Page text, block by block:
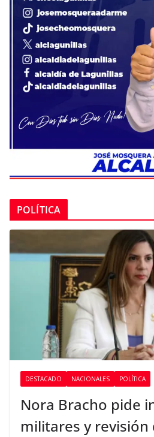
POLÍTICA
DESTACADO NACIONALES POLÍTICA
Nora Bracho pide
militares y revisión